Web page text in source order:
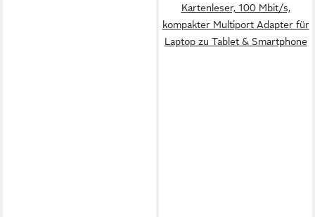
Kartenleser, 100 Mbit/s,
kompakter Multiport Adapter für
Laptop zu Tablet & Smartphone